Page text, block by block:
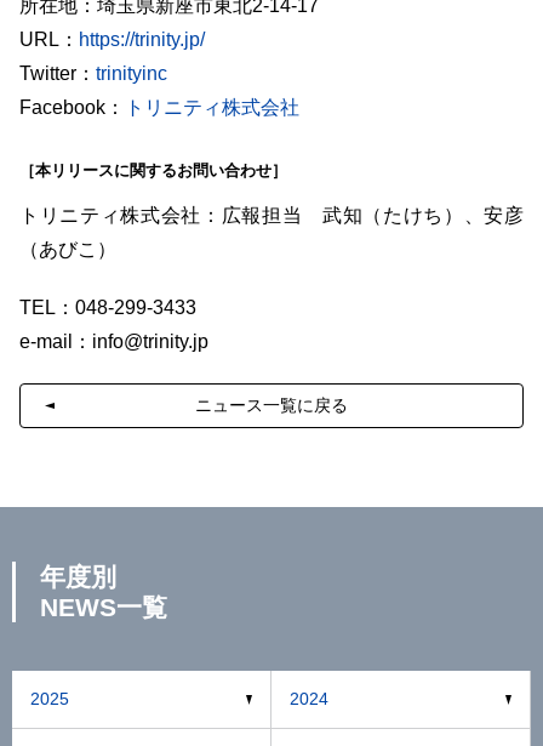
所在地：埼玉県新座市東北2-14-17
URL： https://trinity.jp/
Twitter： trinityinc
Facebook：
トリニティ株式会社
［本リリースに関するお問い合わせ］
トリニティ株式会社：広報担当 武知（たけち）、安彦
（あびこ）
TEL：048-299-3433
e-mail： info@trinity.jp
ニュース一覧に戻る
年度別
NEWS一覧
2025 2024